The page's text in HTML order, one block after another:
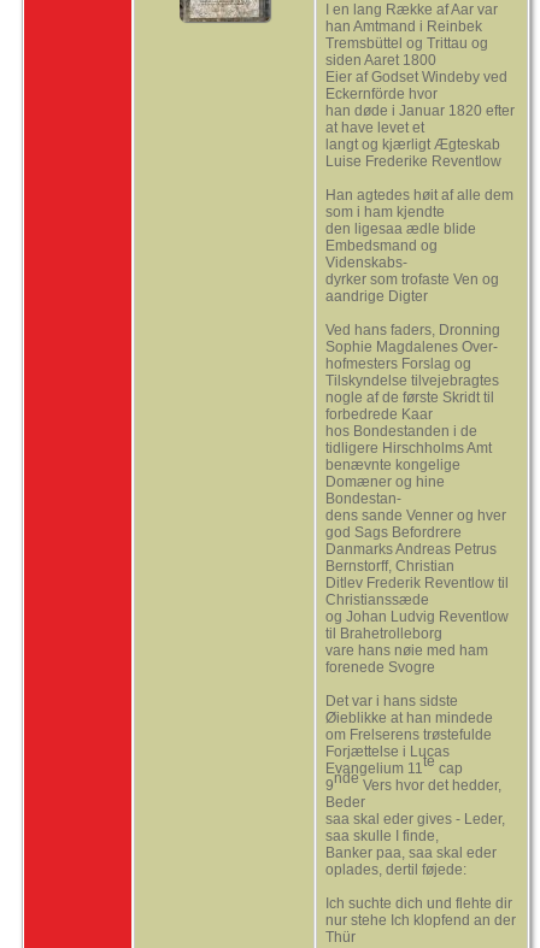
I en lang Række af Aar var
han Amtmand i Reinbek
Tremsbüttel og Trittau og
siden Aaret 1800
Eier af Godset Windeby ved
Eckernförde hvor
han døde i Januar 1820 efter
at have levet et
langt og kjærligt Ægteskab
Luise Frederike Reventlow
Han agtedes høit af alle dem
som i ham kjendte
den ligesaa ædle blide
Embedsmand og
Videnskabs-
dyrker som trofaste Ven og
aandrige Digter
Ved hans faders, Dronning
Sophie Magdalenes Over-
hofmesters Forslag og
Tilskyndelse tilvejebragtes
nogle af de første Skridt til
forbedrede Kaar
hos Bondestanden i de
tidligere Hirschholms Amt
benævnte kongelige
Domæner og hine
Bondestan-
dens sande Venner og hver
god Sags Befordrere
Danmarks Andreas Petrus
Bernstorff, Christian
Ditlev Frederik Reventlow til
Christianssæde
og Johan Ludvig Reventlow
til Brahetrolleborg
vare hans nøie med ham
forenede Svogre
Det var i hans sidste
Øieblikke at han mindede
om Frelserens trøstefulde
Forjættelse i Lucas
Evangelium 11te cap
9nde Vers hvor det hedder,
Beder
saa skal eder gives - Leder,
saa skulle I finde,
Banker paa, saa skal eder
oplades, dertil føjede:
Ich suchte dich und flehte dir
nur stehe Ich klopfend an der
Thür